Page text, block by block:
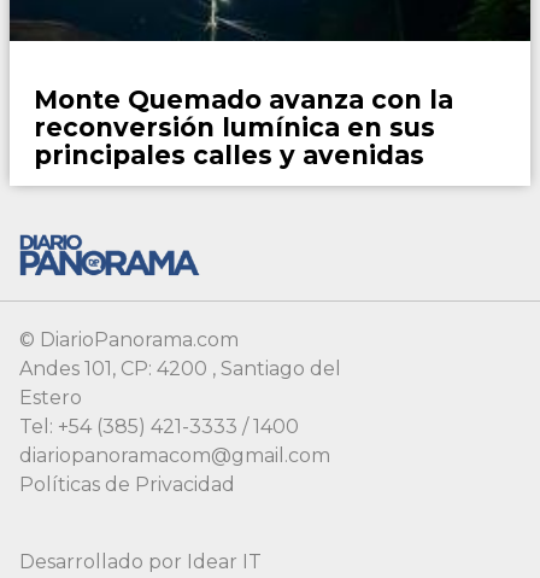
© DiarioPanorama.com
Andes 101, CP: 4200 , Santiago del
Estero
Tel: +54 (385) 421-3333 / 1400
diariopanoramacom@gmail.com
Políticas de Privacidad
Desarrollado por Idear IT